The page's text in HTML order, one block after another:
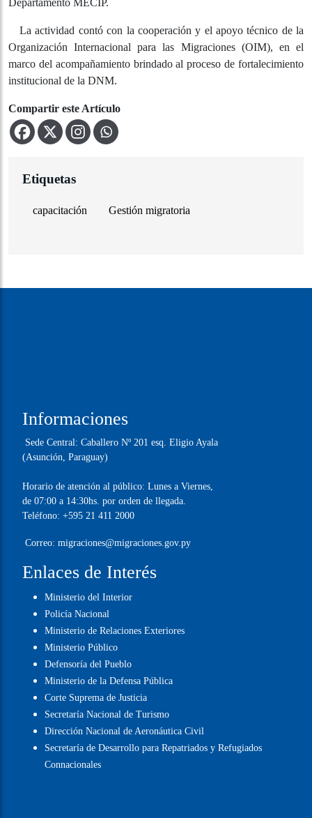
servidores públicos de la institución:
del Departamento de Planificación Estratégica de la
Dirección de Gabinete;
Luz Carolina Castillo, jefa del
Departamento de Auditoría Especializada de la Dirección
de Auditoría; y
Judith Pando
La actividad contó con la cooperación y el apoyo
técnico de la Organización Internacional para las
Migraciones (OIM), en el marco del acompañamiento
Informaciones
(Asunción, Paraguay)
Horario de atención al público: Lunes a Viernes,
Correo:migraciones@migraciones.gov.py
Enlaces de Interés
Ministerio del Interior
Policía Nacional
Ministerio de Relaciones Exteriores
Ministerio Público
Defensoría del Pueblo
Ministerio de la Defensa Pública